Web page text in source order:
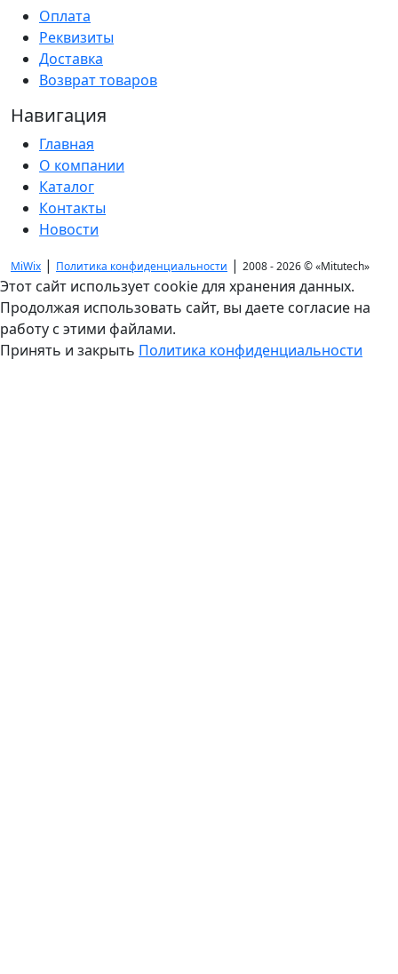
Оплата
Реквизиты
Доставка
Возврат товаров
Навигация
Главная
О компании
Каталог
Контакты
Новости
MiWix | Политика конфиденциальности | 2008 - 2026 ©«Mitutech»
Этот сайт использует cookie для хранения данных.
Продолжая использовать сайт, вы даете согласие на
работу с этими файлами.
Принять и закрыть Политика конфиденциальности